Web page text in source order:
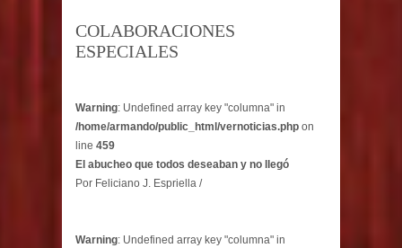
COLABORACIONES
ESPECIALES
Warning: Undefined array key "columna" in
/home/armando/public_html/vernoticias.php on
line 459
El abucheo que todos deseaban y no llegó
Por Feliciano J. Espriella /
Warning: Undefined array key "columna" in